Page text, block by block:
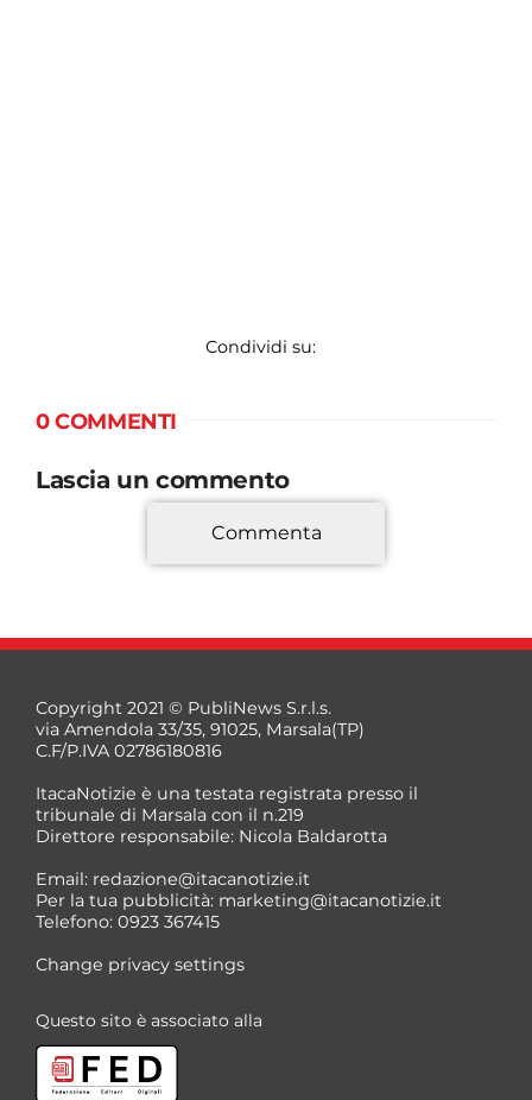
Condividi su:
0 COMMENTI
Lascia un commento
*
*
Commenta
Copyright 2021 © PubliNews S.r.l.s.
via Amendola 33/35, 91025, Marsala(TP)
C.F/P.IVA 02786180816
ItacaNotizie è una testata registrata presso il
tribunale di Marsala con il n.219
Direttore responsabile: Nicola Baldarotta
Email: redazione@itacanotizie.it
Per la tua pubblicità: marketing@itacanotizie.it
Telefono: 0923 367415
Change privacy settings
Questo sito è associato alla